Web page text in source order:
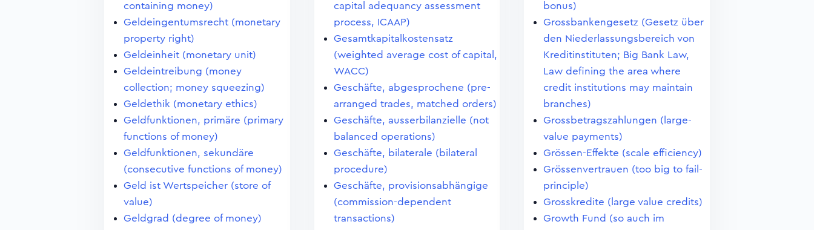
containing money)
Geldeingentumsrecht (monetary
property right)
Geldeinheit (monetary unit)
Geldeintreibung (money
collection; money squeezing)
Geldethik (monetary ethics)
Geldfunktionen, primäre (primary
functions of money)
Geldfunktionen, sekundäre
(consecutive functions of money)
Geld ist Wertspeicher (store of
value)
Geldgrad (degree of money)
capital adequancy assessment
process, ICAAP)
Gesamtkapitalkostensatz
(weighted average cost of capital,
WACC)
Geschäfte, abgesprochene (pre-
arranged trades, matched orders)
Geschäfte, ausserbilanzielle (not
balanced operations)
Geschäfte, bilaterale (bilateral
procedure)
Geschäfte, provisionsabhängige
(commission-dependent
transactions)
bonus)
Grossbankengesetz (Gesetz über
den Niederlassungsbereich von
Kreditinstituten; Big Bank Law,
Law defining the area where
credit institutions may maintain
branches)
Grossbetragszahlungen (large-
value payments)
Grössen-Effekte (scale efficiency)
Grössenvertrauen (too big to fail-
principle)
Grosskredite (large value credits)
Growth Fund (so auch im